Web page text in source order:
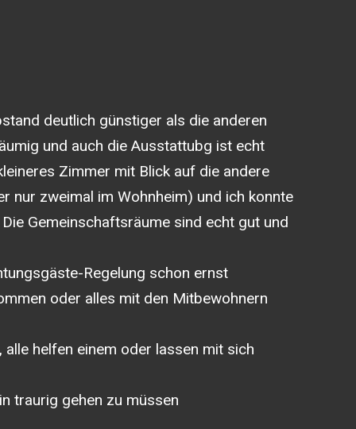
deutlich günstiger als die anderen
und auch die Ausstattubg ist echt
Zimmer mit Blick auf die andere
nur zweimal im Wohnheim) und ich konnte
Gemeinschaftsräume sind echt gut und
Regelung schon ernst
oder alles mit den Mitbewohnern
helfen einem oder lassen mit sich
traurig gehen zu müssen